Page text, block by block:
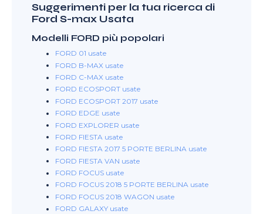
Suggerimenti per la tua ricerca di
Ford S-max Usata
Modelli FORD più popolari
FORD 01 usate
FORD B-MAX usate
FORD C-MAX usate
FORD ECOSPORT usate
FORD ECOSPORT 2017 usate
FORD EDGE usate
FORD EXPLORER usate
FORD FIESTA usate
FORD FIESTA 2017 5 PORTE BERLINA usate
FORD FIESTA VAN usate
FORD FOCUS usate
FORD FOCUS 2018 5 PORTE BERLINA usate
FORD FOCUS 2018 WAGON usate
FORD GALAXY usate